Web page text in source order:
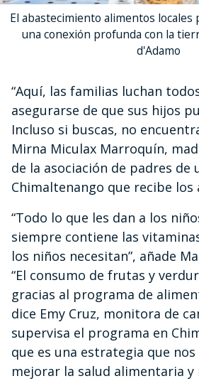
El abastecimiento alimentos locales
una conexión profunda con la
d'Adamo
“Aquí, las familias luchan
asegurarse de que sus hijos
Incluso si buscas, no
Mirna Miculax Marroquín,
de la asociación de padres de
Chimaltenango que recibe los
“Todo lo que les dan a los
siempre contiene las
los niños necesitan”, añade
“El consumo de frutas y
gracias al programa de
dice Emy Cruz, monitora de
supervisa el programa en
que es una estrategia que
mejorar la salud alimentaria